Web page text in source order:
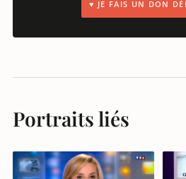
♥ JE FAIS UN DON
Portraits liés